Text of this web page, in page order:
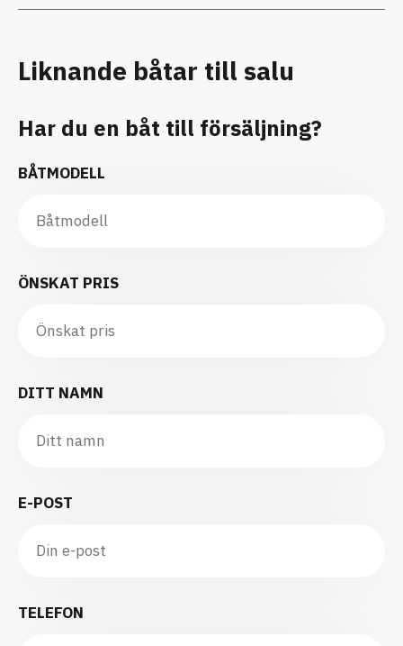
Liknande båtar till salu
Har du en båt till försäljning?
BÅTMODELL
ÖNSKAT PRIS
DITT NAMN
E-POST
TELEFON